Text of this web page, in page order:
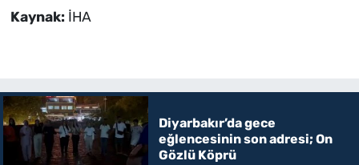
Kaynak: İHA
Diyarbakır’da gece
eğlencesinin son adresi; On
Gözlü Köprü